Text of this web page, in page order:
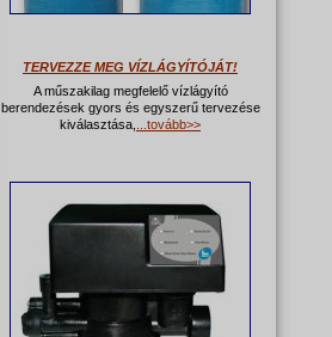
TERVEZZE MEG VÍZLÁGYÍTÓJÁT!
A műszakilag megfelelő vízlágyító
berendezések gyors és egyszerű tervezése
kiválasztása,
...tovább>>